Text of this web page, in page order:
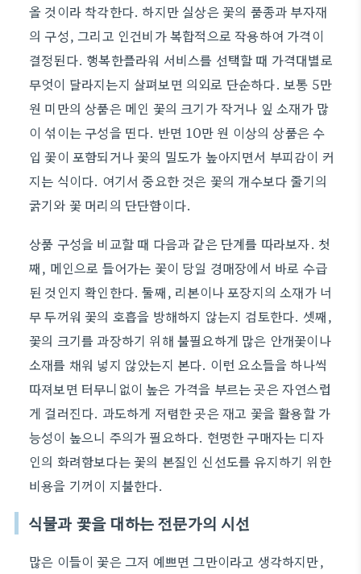
올 것이라 착각한다. 하지만 실상은 꽃의 품종과 부자재
의 구성, 그리고 인건비가 복합적으로 작용하여 가격이
결정된다. 행복한플라워 서비스를 선택할 때 가격대별로
무엇이 달라지는지 살펴보면 의외로 단순하다. 보통 5만
원 미만의 상품은 메인 꽃의 크기가 작거나 잎 소재가 많
이 섞이는 구성을 띤다. 반면 10만 원 이상의 상품은 수
입 꽃이 포함되거나 꽃의 밀도가 높아지면서 부피감이 커
지는 식이다. 여기서 중요한 것은 꽃의 개수보다 줄기의
굵기와 꽃 머리의 단단함이다.
상품 구성을 비교할 때 다음과 같은 단계를 따라보자. 첫
째, 메인으로 들어가는 꽃이 당일 경매장에서 바로 수급
된 것인지 확인한다. 둘째, 리본이나 포장지의 소재가 너
무 두꺼워 꽃의 호흡을 방해하지 않는지 검토한다. 셋째,
꽃의 크기를 과장하기 위해 불필요하게 많은 안개꽃이나
소재를 채워 넣지 않았는지 본다. 이런 요소들을 하나씩
따져보면 터무니없이 높은 가격을 부르는 곳은 자연스럽
게 걸러진다. 과도하게 저렴한 곳은 재고 꽃을 활용할 가
능성이 높으니 주의가 필요하다. 현명한 구매자는 디자
인의 화려함보다는 꽃의 본질인 신선도를 유지하기 위한
비용을 기꺼이 지불한다.
식물과 꽃을 대하는 전문가의 시선
많은 이들이 꽃은 그저 예쁘면 그만이라고 생각하지만,